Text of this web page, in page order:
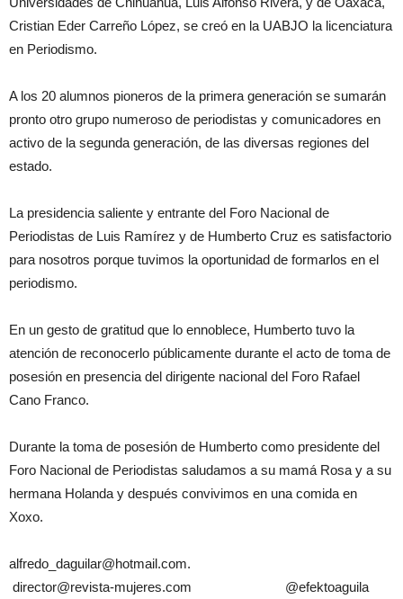
Cristian Eder Carreño López, se creó en la UABJO la licenciatura
en Periodismo.
A los 20 alumnos pioneros de la primera generación se sumarán
pronto otro grupo numeroso de periodistas y comunicadores en
activo de la segunda generación, de las diversas regiones del
estado.
La presidencia saliente y entrante del Foro Nacional de
Periodistas de Luis Ramírez y de Humberto Cruz es satisfactorio
para nosotros porque tuvimos la oportunidad de formarlos en el
periodismo.
En un gesto de gratitud que lo ennoblece, Humberto tuvo la
atención de reconocerlo públicamente durante el acto de toma de
posesión en presencia del dirigente nacional del Foro Rafael
Cano Franco.
Durante la toma de posesión de Humberto como presidente del
Foro Nacional de Periodistas saludamos a su mamá Rosa y a su
hermana Holanda y después convivimos en una comida en
Xoxo.
alfredo_daguilar@hotmail.com.
director@revista-mujeres.com @efektoaguila